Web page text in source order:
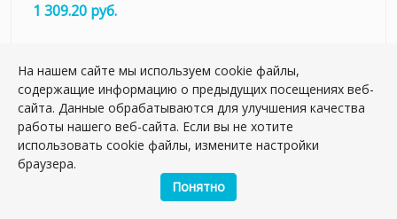
1 309.20 руб.
– + шт.
На нашем сайте мы используем cookie файлы,
содержащие информацию о предыдущих посещениях веб-
сайта. Данные обрабатываются для улучшения качества
работы нашего веб-сайта. Если вы не хотите
использовать cookie файлы, измените настройки
браузера.
Понятно